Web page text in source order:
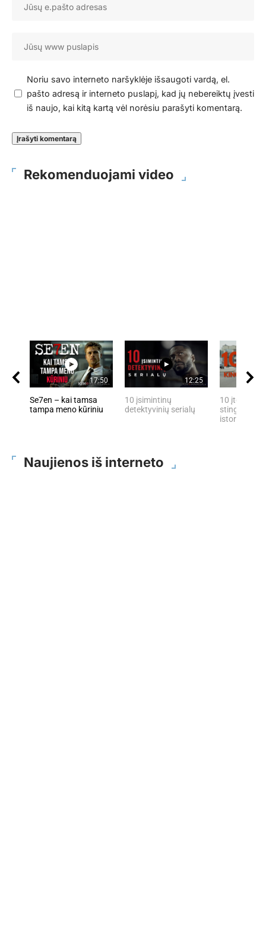
Noriu savo interneto naršyklėje išsaugoti vardą, el.
pašto adresą ir interneto puslapį, kad jų nebereiktų įvesti
iš naujo, kai kitą kartą vėl norėsiu parašyti komentarą.
Rekomenduojami video
17:50
Se7en – kai tamsa
tampa meno kūriniu
12:25
10 įsimintinų
detektyvinių serialų
10 įtemptų,
stingdančių
istorijų
Naujienos iš interneto